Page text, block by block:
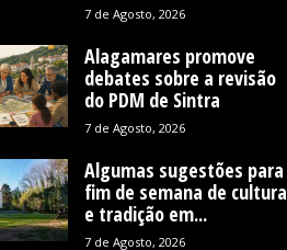
7 de Agosto, 2026
Alagamares promove
debates sobre a revisão
do PDM de Sintra
7 de Agosto, 2026
Algumas sugestões para
fim de semana de cultura
e tradição em...
7 de Agosto, 2026